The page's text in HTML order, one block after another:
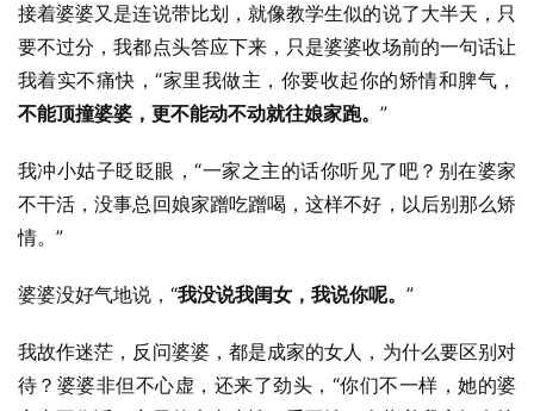
接着婆婆又是连说带比划，就像教学生似的说了大半天，只
要不过分，我都点头答应下来，只是婆婆收场前的一句话让
我着实不痛快，“家里我做主，你要收起你的矫情和脾气，
不能顶撞婆婆，更不能动不动就往娘家跑。 ”
我冲小姑子眨眨眼，“一家之主的话你听见了吧？别在婆家
不干活，没事总回娘家蹭吃蹭喝，这样不好，以后别那么矫
情。”
婆婆没好气地说，“我没说我闺女，我说你呢。 ”
我故作迷茫，反问婆婆，都是成家的女人，为什么要区别对
待？婆婆非但不心虚，还来了劲头，“你们不一样，她的婆